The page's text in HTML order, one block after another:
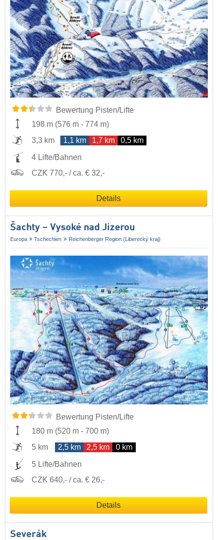
Bewertung Pisten/Lifte
198 m (576 m - 774 m)
3,3 km
1,1 km 1,7 km 0,5 km
4 Lifte/Bahnen
CZK 770,- / ca. € 32,-
Details
Šachty – Vysoké nad Jizerou
Europa Tschechien Reichenberger Region (Liberecký kraj)
Bewertung Pisten/Lifte
180 m (520 m - 700 m)
5 km
2,5 km 2,5 km 0 km
5 Lifte/Bahnen
CZK 640,- / ca. € 26,-
Details
Severák